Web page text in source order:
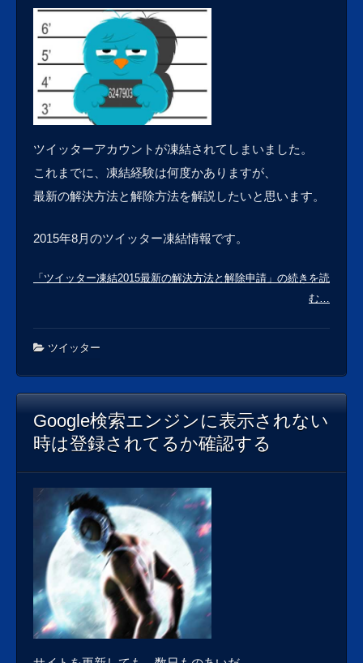
ツイッターアカウントが凍結されてしまいました。
これまでに、凍結経験は何度かありますが、
最新の解決方法と解除方法を解説したいと思います。
2015年8月のツイッター凍結情報です。
「ツイッター凍結2015最新の解決方法と解除申請」の続きを読
む…
ツイッター
Google検索エンジンに表示されない
時は登録されてるか確認する